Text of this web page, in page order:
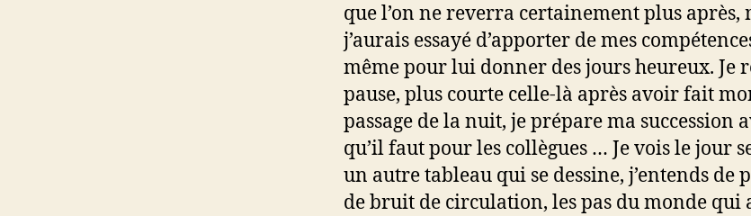
que l’on ne reverra certainement plus après,
j’aurais essayé d’apporter de mes
même pour lui donner des jours heureux. Je
pause, plus courte celle-là après avoir fait
passage de la nuit, je prépare ma succession
qu’il faut pour les collègues … Je vois le jour
un autre tableau qui se dessine, j’entends de
de bruit de circulation, les pas du monde qui